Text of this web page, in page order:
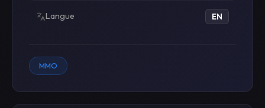
Langue EN
MMO